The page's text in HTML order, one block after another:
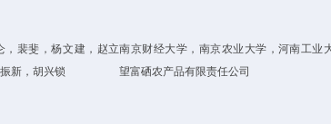
，裴斐，杨文建，赵立
新，胡兴锁
南京财经大学，南京农业大学，河南工业
望富硒农产品有限责任公司